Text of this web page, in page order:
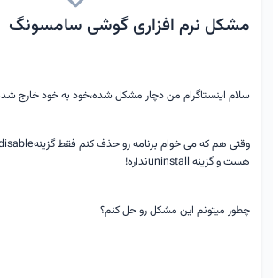
مشکل نرم افزاری گوشی سامسونگ
سلام اینستاگرام من دچار مشکل شده،خود به خود خارج
هست و گزینه uninstallنداره!
چطور میتونم این مشکل رو حل کنم؟